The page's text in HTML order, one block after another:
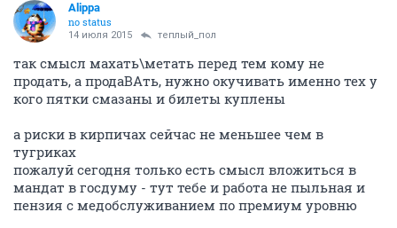
Alippa
no status
14 июля 2015 теплый_пол
так смысл махать\метать перед тем кому не
продать, а продаВАть, нужно окучивать именно тех у
кого пятки смазаны и билеты куплены
а риски в кирпичах сейчас не меньшее чем в
тугриках
пожалуй сегодня только есть смысл вложиться в
мандат в госдуму - тут тебе и работа не пыльная и
пензия с медобслуживанием по премиум уровню